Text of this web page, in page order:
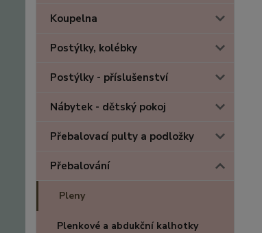
Koupelna
Postýlky, kolébky
Postýlky - příslušenství
Nábytek - dětský pokoj
Přebalovací pulty a podložky
Přebalování
Pleny
Plenkové a abdukční kalhotky